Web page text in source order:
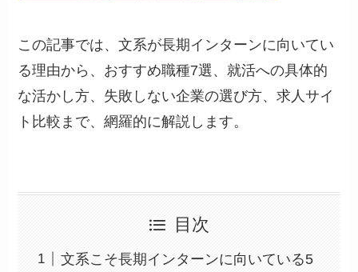
この記事では、文系が長期インターンに向いてい
る理由から、おすすめ職種7選、就活への具体的
な活かし方、失敗しない企業の選び方、求人サイ
ト比較まで、網羅的に解説します。
目次
文系こそ長期インターンに向いている5